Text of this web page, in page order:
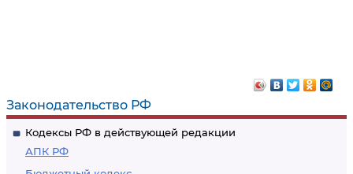
Законодательство РФ
Кодексы РФ в действующей редакции
АПК РФ